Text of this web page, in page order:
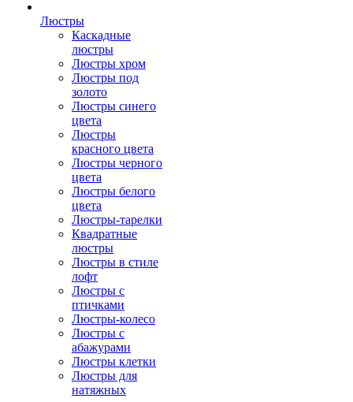
Люстры
Каскадные
люстры
Люстры хром
Люстры под
золото
Люстры синего
цвета
Люстры
красного цвета
Люстры черного
цвета
Люстры белого
цвета
Люстры-тарелки
Квадратные
люстры
Люстры в стиле
лофт
Люстры с
птичками
Люстры-колесо
Люстры с
абажурами
Люстры клетки
Люстры для
натяжных